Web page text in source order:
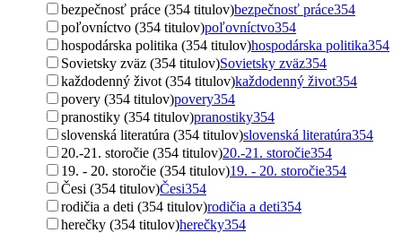
bezpečnosť práce (354 titulov)bezpečnosť práce354
poľovníctvo (354 titulov)poľovníctvo354
hospodárska politika (354 titulov)hospodárska politika354
Sovietsky zväz (354 titulov)Sovietsky zväz354
každodenný život (354 titulov)každodenný život354
povery (354 titulov)povery354
pranostiky (354 titulov)pranostiky354
slovenská literatúra (354 titulov)slovenská literatúra354
20.-21. storočie (354 titulov)20.-21. storočie354
19. - 20. storočie (354 titulov)19. - 20. storočie354
Česi (354 titulov)Česi354
rodičia a deti (354 titulov)rodičia a deti354
herečky (354 titulov)herečky354